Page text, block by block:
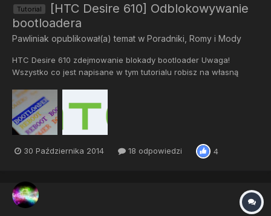
Tutorial
[HTC Desire 610] Odblokowywanie
bootloadera
Pawliniak opublikował(a) temat w Poradniki, Romy i Mody
HTC Desire 610 zdejmowanie blokady bootloader Uwaga!
Wszystko co jest napisane w tym tutorialu robisz na własną
komputer najlepiej z systemem Windows - ok. 15 min Instrukcja
krok po kroku: 1. Rejestrujemy się na stronie http://www...
30 Października 2014 18 odpowiedzi 4